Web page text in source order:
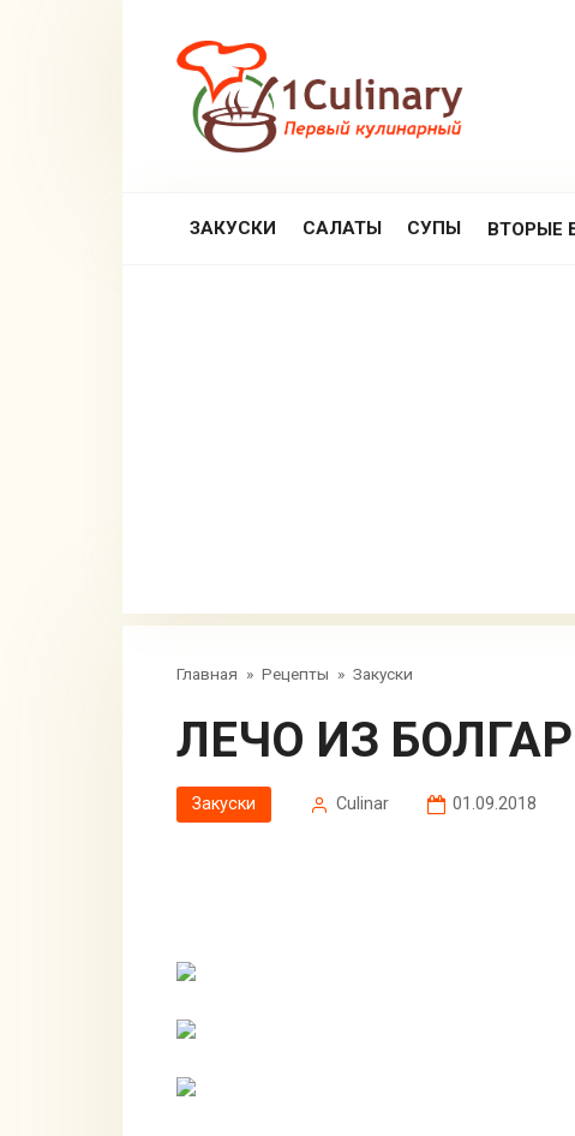
ЗАКУСКИ САЛАТЫ СУПЫ ВТОРЫЕ
Главная » Рецепты » Закуски
ЛЕЧО ИЗ
Закуски Сulinar 01.09.2018